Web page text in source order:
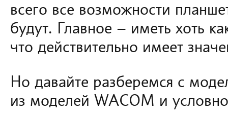
всего все возможности
будут. Главное – иметь хоть
что действительно имеет
Но давайте разберемся с
из моделей WACOM и